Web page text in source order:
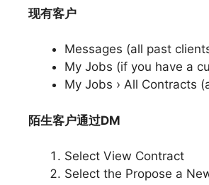
现有客户
Messages (all past
My Jobs (if you have a
My Jobs › All Contracts
陌生客户通过DM
Select View Contract
Select the Propose a